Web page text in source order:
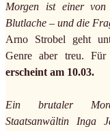
Morgen ist einer von
Blutlache – und die
Arno Strobel geht
Genre aber treu.
erscheint am 10.03.
Ein brutaler
Staatsanwältin Inga